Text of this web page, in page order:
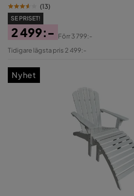
(13)
SE PRISET!
Pris
2 499:-
Original
Förr3 799:-
Tidigare lägsta pris 2 499:-
Nyhet